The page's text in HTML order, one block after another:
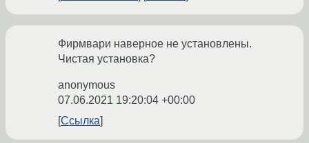
Фирмвари наверное не установлены.
Чистая установка?
anonymous
07.06.2021 19:20:04 +00:00
Ссылка